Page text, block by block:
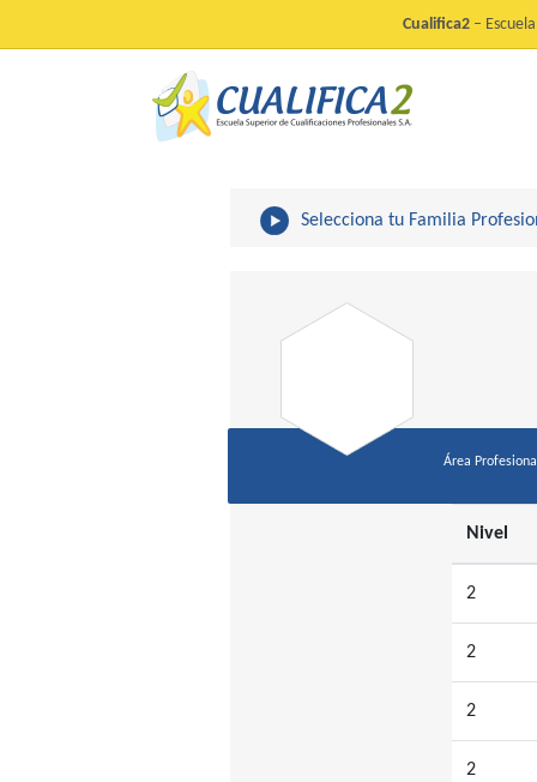
Cualifica2 –
Selecciona tu Familia
Área
Nivel
2
2
2
2